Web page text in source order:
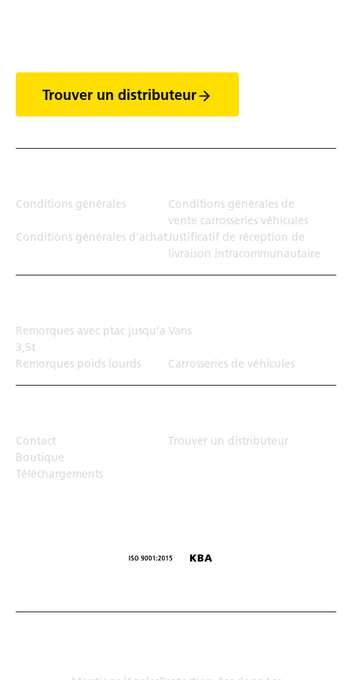
Trouver un distributeur
Conditions générales
Conditions générales de
vente carrosseries véhicules
Conditions générales d'achatJustificatif de réception de
livraison intracommunautaire
Remorques avec ptac jusqu'a
3,5t
Vans
Remorques poids lourds Carrosseries de véhicules
Contact
Trouver un distributeur
Boutique
Téléchargements